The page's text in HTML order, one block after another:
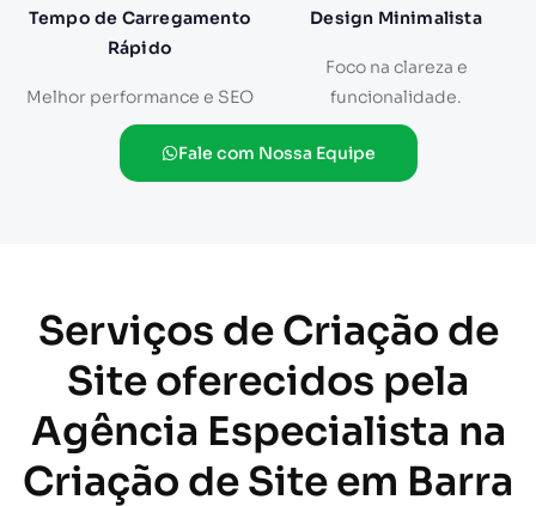
Tempo de Carregamento
Rápido
Melhor performance e SEO
Design Minimalista
Foco na clareza e
funcionalidade.
Fale com Nossa Equipe
Serviços de Criação de
Site oferecidos pela
Agência Especialista na
Criação de Site em Barra